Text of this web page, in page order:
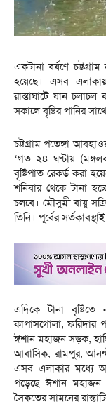
একটানা বর্ষণে
হয়েছে। এসব
রাস্তাঘাটে যান
সকালে বৃষ্টির পানির
চট্টগ্রাম পতেঙ্গা
‘গত ২৪ ঘণ্টায়
বৃষ্টিপাত রেকর্ড করা
শনিবার থেকে টানা
চলবে। মৌসুমী বায়ু
তিনি। পূর্বের
এদিকে টানা বৃষ্টিতে
কাপাসগোলা, ফরিদার
ঈশান মহাজন সড়ক,
আবাসিক, রামপুর,
এসব এলাকার মধ্যে
পড়েছে ঈশান মহাজন
সৈকতের সামনের